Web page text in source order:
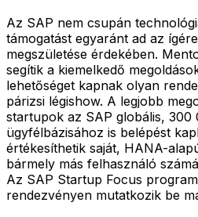
Az SAP nem csupán
támogatást egyaránt ad az
megszületése érdekében.
segítik a kiemelkedő
lehetőséget kapnak olyan
párizsi légishow. A legjobb
startupok az SAP globális, 300
ügyfélbázisához is belépést
értékesíthetik saját, HANA-
bármely más felhasználó
Az SAP Startup Focus
rendezvényen mutatkozik be